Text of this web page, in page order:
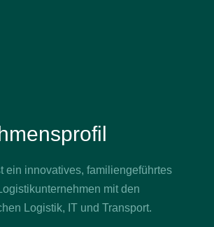
ein innovatives, familiengeführtes
mit den
Logistik, IT und Transport.